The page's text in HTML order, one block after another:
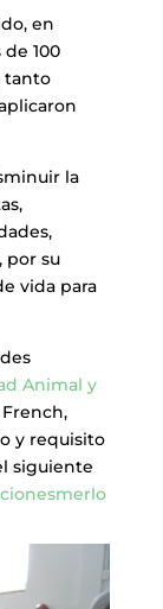
en
100
tanto
la
por su
vida para
Animal y
y requisito
siguiente